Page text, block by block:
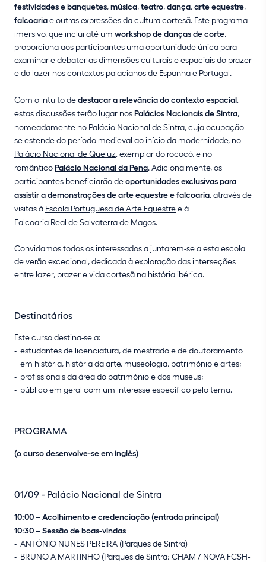
festividades e banquetes,música,teatro,dança,arte equestre,
falcoariae outras expressões da cultura cortesã. Este programa
imersivo, que inclui até um workshop de danças de corte,
proporciona aos participantes uma oportunidade única para
examinar e debater as dimensões culturais e espaciais do prazer
e do lazer nos contextos palacianos de Espanha e Portugal.
Com o intuito dedestacar a relevância do contexto espacial,
estas discussões terão lugar nosPalácios Nacionais de Sintra,
nomeadamente no Palácio Nacional de Sintra, cuja ocupação
se estende do período medieval ao início da modernidade, no
Palácio Nacional de Queluz, exemplar do rococó, e no
românticoPalácio Nacional da Pena. Adicionalmente, os
participantes beneficiarão deoportunidades exclusivas para
assistir a demonstrações de arte equestre e falcoaria, através de
visitas à Escola Portuguesa de Arte Equestree à
Falcoaria Real de Salvaterra de Magos.
Convidamos todos os interessados a juntarem-se a esta escola
de verão excecional, dedicada à exploração das interseções
entre lazer, prazer e vida cortesã na história ibérica.
Destinatários
Este curso destina-se a:
estudantes de licenciatura, de mestrado e de doutoramento
em história, história da arte, museologia, património e artes;
profissionais da área do património e dos museus;
público em geral com um interesse específico pelo tema.
PROGRAMA
(o curso desenvolve-se em inglês)
01/09 - Palácio Nacional de Sintra
10:00 – Acolhimento e credenciação (entrada principal)
10:30 – Sessão de boas-vindas
ANTÓNIO NUNES PEREIRA (Parques de Sintra)
BRUNO A MARTINHO (Parques de Sintra; CHAM / NOVA FCSH-